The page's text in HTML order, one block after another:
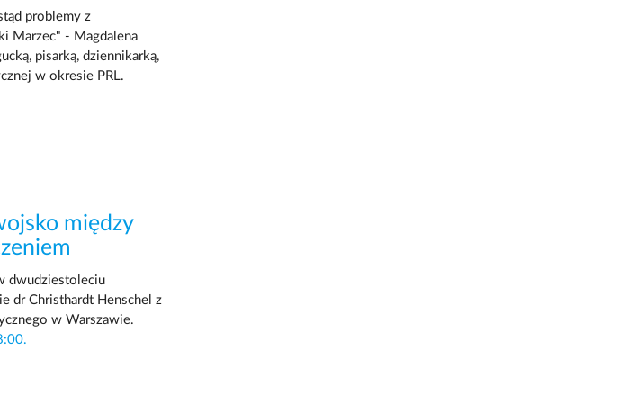
problemy z
Marzec" - Magdalena
pisarką, dziennikarką,
w okresie PRL.
między
dwudziestoleciu
dr Christhardt Henschel z
w Warszawie.